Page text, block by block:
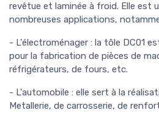
revêtue et laminée à froid. Elle est
nombreuses applications,
- L'électroménager : la tôle DC01
pour la fabrication de pièces de
réfrigérateurs, de fours, etc.
- L'automobile : elle sert à la
Metallerie, de carrosserie, de